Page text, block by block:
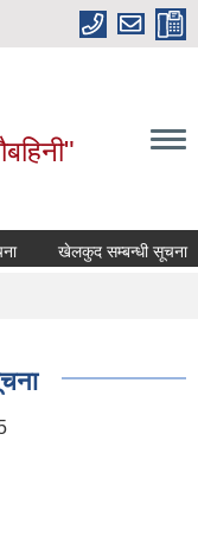
खेलकुद सम्बन्धी सूचना